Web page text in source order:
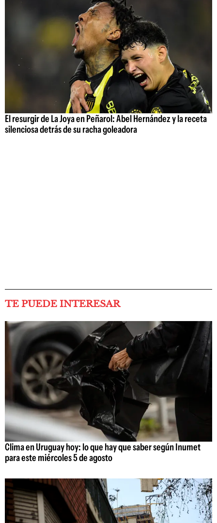
El resurgir de La Joya en Peñarol: Abel Hernández y la receta
silenciosa detrás de su racha goleadora
TE PUEDE INTERESAR
Clima en Uruguay hoy: lo que hay que saber según Inumet
para este miércoles 5 de agosto